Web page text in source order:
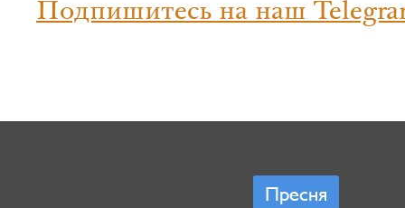
Подпишитесь на наш
Пресня